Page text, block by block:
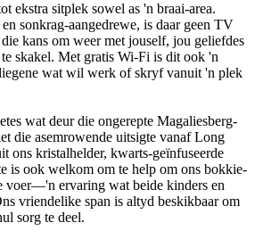
ekstra sitplek sowel as 'n braai-area.
sonkrag-aangedrewe, is daar geen TV
kans om weer met jouself, jou geliefdes
skakel. Met gratis Wi-Fi is dit ook 'n
wat wil werk of skryf vanuit 'n plek
wat deur die ongerepte Magaliesberg-
die asemrowende uitsigte vanaf Long
ons kristalhelder, kwarts-geïnfuseerde
is ook welkom om te help om ons bokkie-
voer—'n ervaring wat beide kinders en
vriendelike span is altyd beskikbaar om
sorg te deel.